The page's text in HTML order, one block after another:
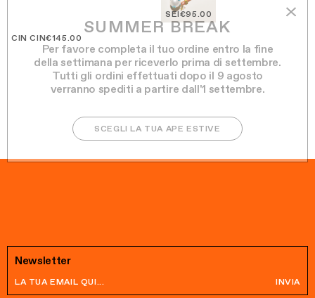
SUMMER BREAK
Per favore completa il tuo ordine entro la fine
della settimana per riceverlo prima di settembre.
Tutti gli ordini effettuati dopo il 9 agosto
verranno spediti a partire dall'1 settembre.
SCEGLI LA TUA APE ESTIVE
CIN CIN€145.00
SEI€95.00
Newsletter
INVIA